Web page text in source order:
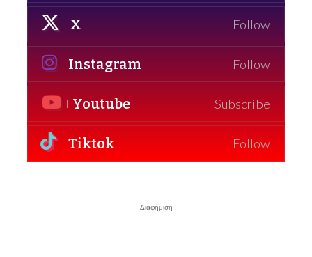
X Follow
Instagram Follow
Youtube Subscribe
Tiktok Follow
- Διαφήμιση -